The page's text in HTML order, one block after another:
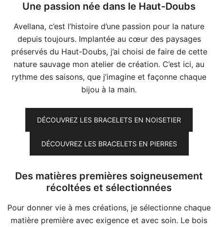
Une passion née dans le Haut-Doubs
Avellana, c’est l’histoire d’une passion pour la nature
depuis toujours. Implantée au cœur des paysages
préservés du Haut-Doubs, j’ai choisi de faire de cette
nature sauvage mon atelier de création. C’est ici, au
rythme des saisons, que j’imagine et façonne chaque
bijou à la main.
DÉCOUVREZ LES BRACELETS EN NOISETIER
DÉCOUVREZ LES BRACELETS EN PIERRES
Des matières premières soigneusement
récoltées et sélectionnées
Pour donner vie à mes créations, je sélectionne chaque
matière première avec exigence et avec soin. Le bois